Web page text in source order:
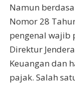
Namun
Nomor 28
pengenal wajib
Direktur
Keuangan dan
pajak. Salah